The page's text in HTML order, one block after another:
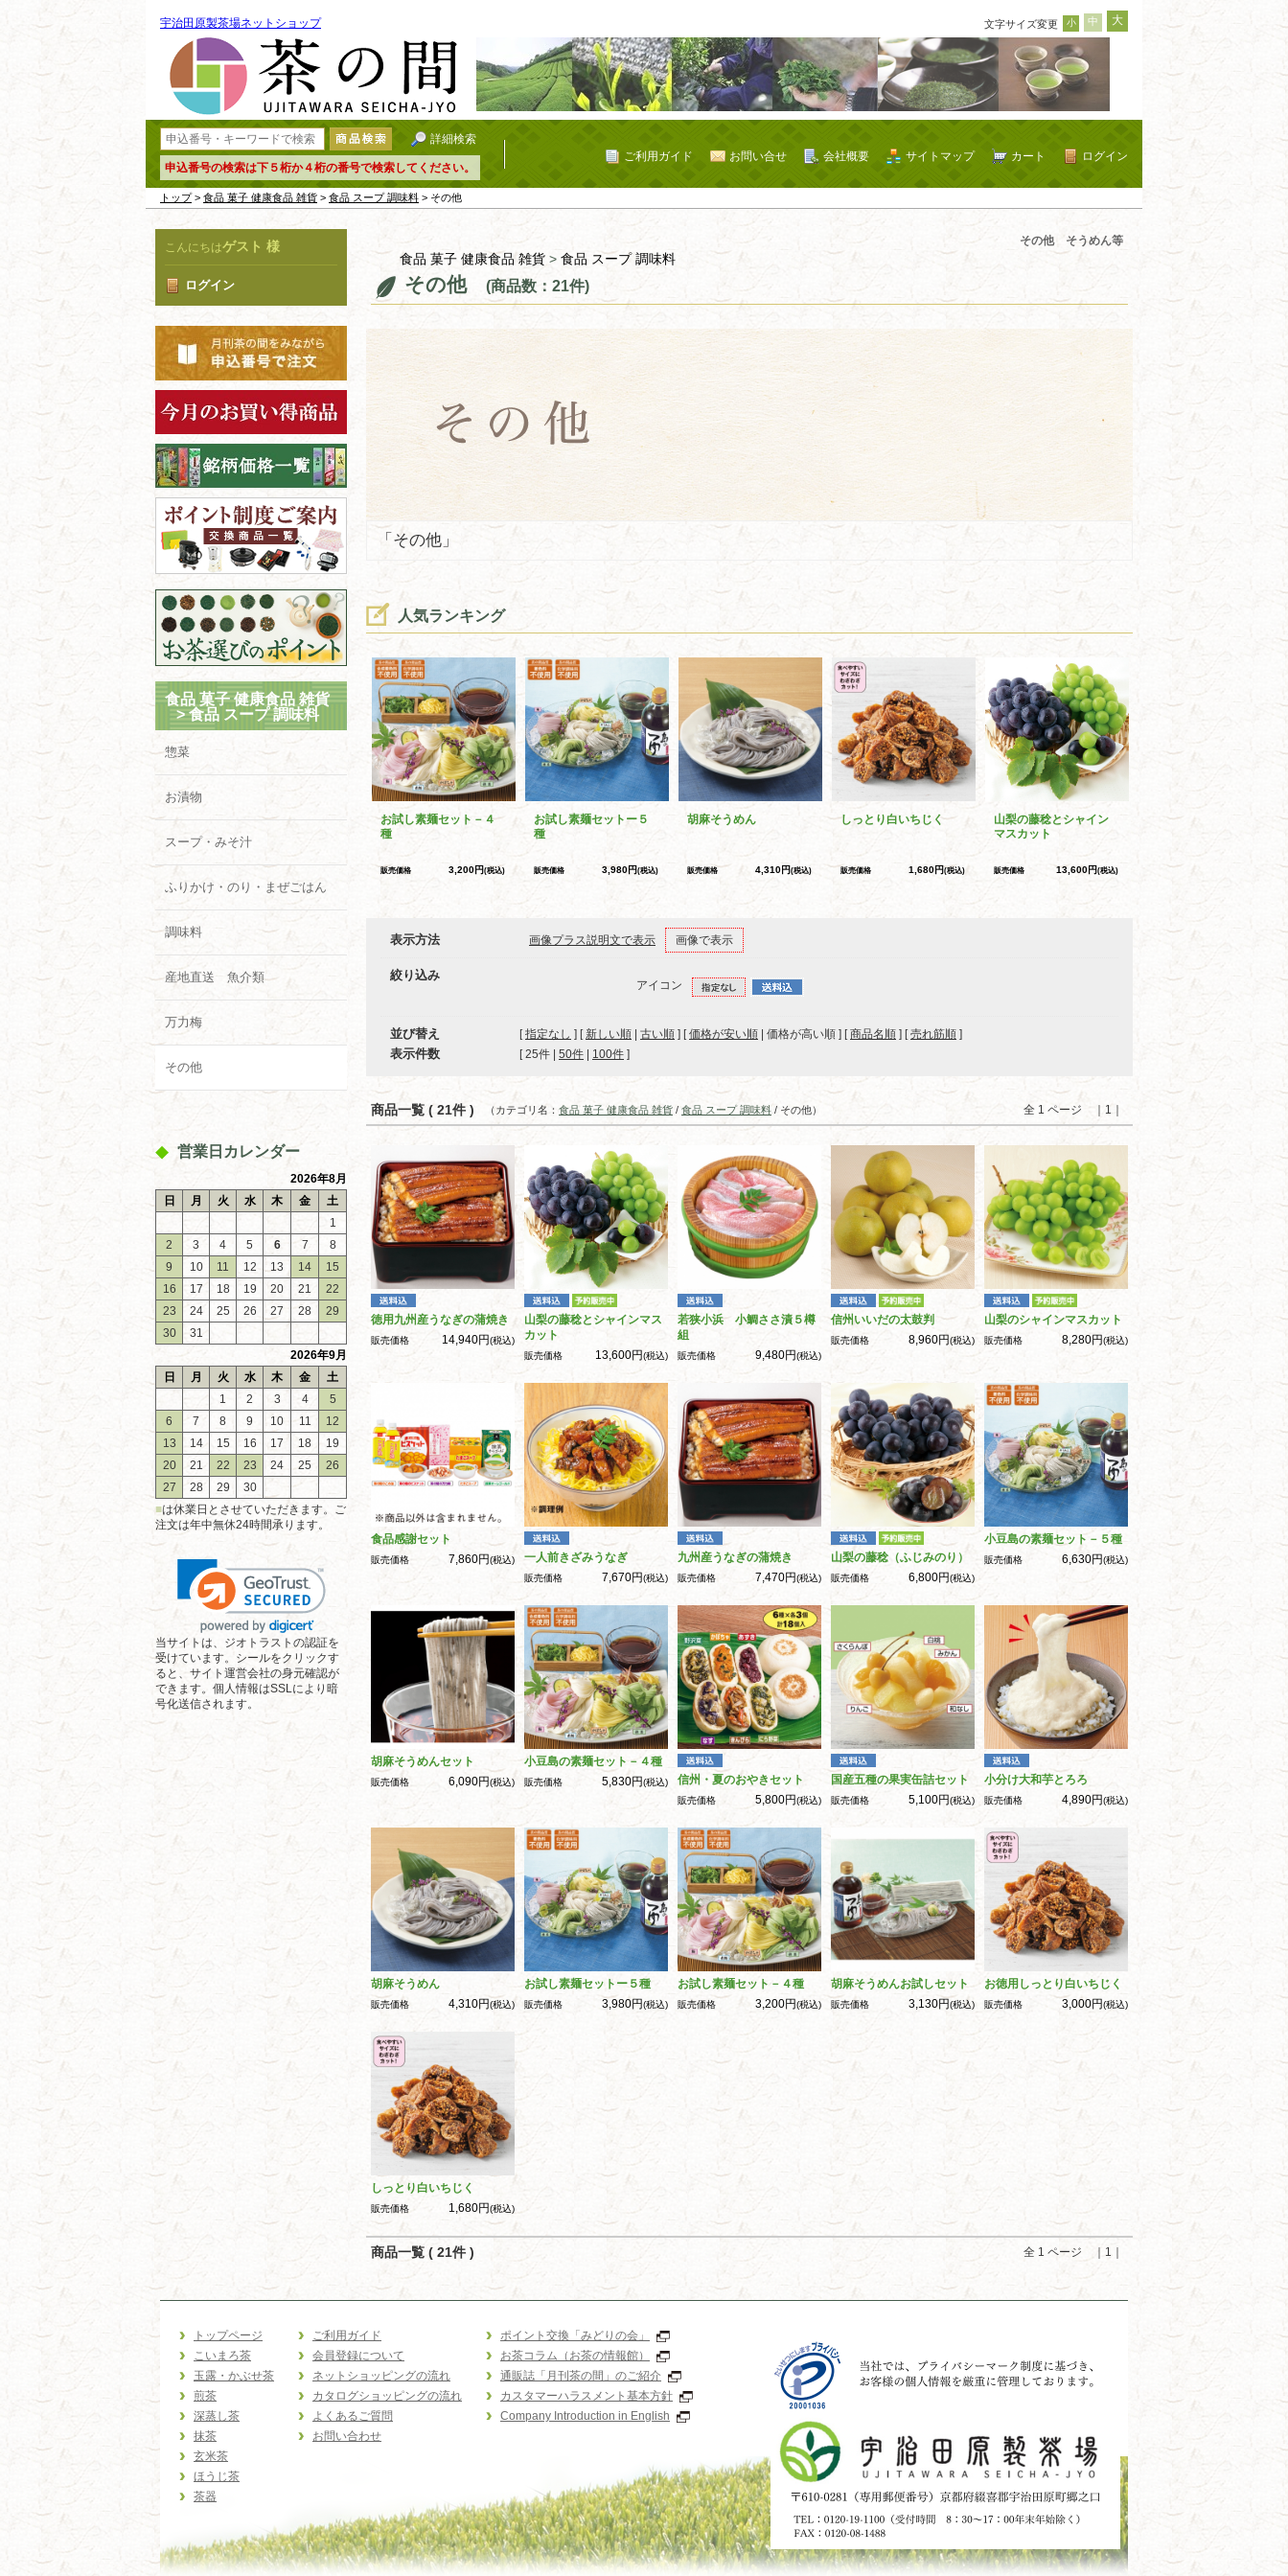
宇治田原製茶場ネットショップ 文字サイズ変更 小 中 大
詳細検索
申込番号の検索は下５桁か４桁の番号で検索してください。
ログイン
カート
サイトマップ
会社概要
お問い合せ
ご利用ガイド
トップ> 食品 菓子 健康食品 雑貨 > 食品 スープ 調味料 > その他
こんにちはゲスト 様
ログイン
食品 菓子 健康食品 雑貨
>食品 スープ 調味料
惣菜
お漬物
スープ・みそ汁
ふりかけ・のり・まぜごはん
調味料
産地直送 魚介類
万力梅
その他
営業日カレンダー
2026年8月
日
月 火 水 木 金
土
1
2
3 4 5 6 7
8
9
10 11 12 13 14
15
16
17 18 19 20 21
22
23
24 25 26 27 28
29
30
31
2026年9月
日
月 火 水 木 金
土
1
2 3 4
5
6
7 8 9 10 11
12
13
14 15 16 17 18
19
20
21 22 23 24 25
26
27
28 29
30
■は休業日とさせていただきます。ご
注文は年中無休24時間承ります。
当サイトは、ジオトラストの認証を
受けています。シールをクリックす
ると、サイト運営会社の身元確認が
できます。個人情報はSSLにより暗
号化送信されます。
その他 そうめん等
食品 菓子 健康食品 雑貨 > 食品 スープ 調味料
その他 (商品数：21件)
「その他」
人気ランキング
お試し素麺セット－４
種
販売価格 3,200円(税込)
お試し素麺セットー５
種
販売価格 3,980円(税込)
胡麻そうめん
販売価格 4,310円(税込)
しっとり白いちじく
販売価格 1,680円(税込)
山梨の藤稔とシャイン
マスカット
販売価格 13,600円(税込)
表示方法 画像プラス説明文で表示 画像で表示
絞り込み
アイコン
並び替え [指定なし ] [ 新しい順 古い順 ] [価格が安い順 | 価格が高い順 ] [商品名順 ] [売れ筋順 ]
表示件数 [ 25件 50件 100件 ]
商品一覧 ( 21件 ) 全 1 ページ ｜1｜
（カテゴリ名： 食品 菓子 健康食品 雑貨 / 食品 スープ 調味料 / その他）
徳用九州産うなぎの蒲焼き
販売価格 14,940円(税込)
山梨の藤稔とシャインマス
カット
販売価格 13,600円(税込)
若狭小浜 小鯛ささ漬５樽
組
販売価格 9,480円(税込)
信州いいだの太鼓判
販売価格 8,960円(税込)
山梨のシャインマスカット
販売価格 8,280円(税込)
食品感謝セット
販売価格 7,860円(税込) 一人前きざみうなぎ
販売価格 7,670円(税込)
九州産うなぎの蒲焼き
販売価格 7,470円(税込)
山梨の藤稔（ふじみのり）
販売価格 6,800円(税込)
小豆島の素麺セット－５種
販売価格 6,630円(税込)
胡麻そうめんセット
販売価格 6,090円(税込)
小豆島の素麺セット－４種
販売価格 5,830円(税込) 信州・夏のおやきセット
販売価格 5,800円(税込)
国産五種の果実缶詰セット
販売価格 5,100円(税込)
小分け大和芋とろろ
販売価格 4,890円(税込)
胡麻そうめん
販売価格 4,310円(税込)
お試し素麺セットー５種
販売価格 3,980円(税込)
お試し素麺セット－４種
販売価格 3,200円(税込)
胡麻そうめんお試しセット
販売価格 3,130円(税込)
お徳用しっとり白いちじく
販売価格 3,000円(税込)
しっとり白いちじく
販売価格 1,680円(税込)
商品一覧 ( 21件 ) 全 1 ページ ｜1｜
トップページ
こいまろ茶
玉露・かぶせ茶
煎茶
深蒸し茶
抹茶
玄米茶
ほうじ茶
茶器
ご利用ガイド
会員登録について
ネットショッピングの流れ
カタログショッピングの流れ
よくあるご質問
お問い合わせ
ポイント交換「みどりの会」
お茶コラム（お茶の情報館）
通販誌「月刊茶の間」のご紹介
カスタマーハラスメント基本方針
Company Introduction in English